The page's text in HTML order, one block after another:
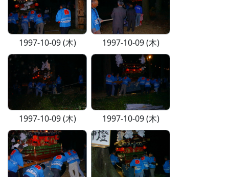
1997-10-09 (木) 1997-10-09 (木)
1997-10-09 (木) 1997-10-09 (木)